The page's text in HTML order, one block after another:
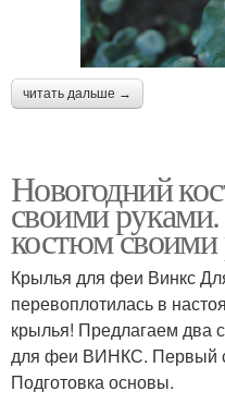
читать дальше →
Новогодний
своими
костюм
Крылья для феи Винкс
перевоплотилась в
крылья! Предлагаем два
для феи ВИНКС. Первый
Подготовка основы.